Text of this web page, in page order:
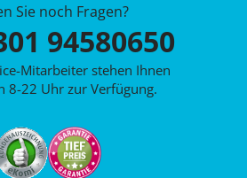
Sie noch Fragen?
94580650
Mitarbeiter stehen Ihnen
8-22 Uhr zur Verfügung.